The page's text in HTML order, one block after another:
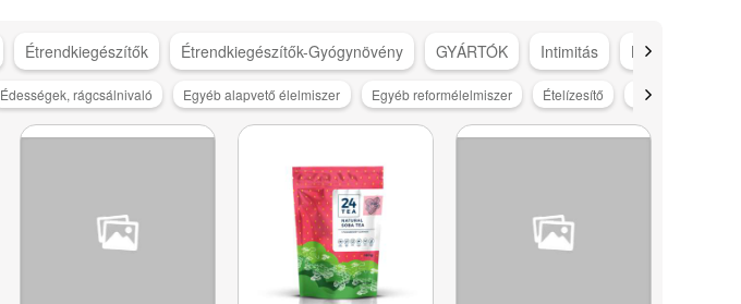
Étrendkiegészítők Étrendkiegészítők-Gyógynövény GYÁRTÓK Intimitás Karácsonyi
Édességek, rágcsálnivaló Egyéb alapvető élelmiszer Egyéb reformélelmiszer Ételízesítő Fűszer